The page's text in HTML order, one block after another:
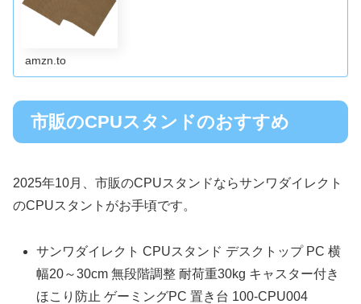
amzn.to
市販のCPUスタンドのおすすめ
2025年10月、市販のCPUスタンドならサンワダイレクト
のCPUスタントがお手頃です。
サンワダイレクト CPUスタンド デスクトップ PC 横
幅20～30cm 無段階調整 耐荷重30kg キャスター付き
ほこり防止 ゲーミングPC 置き台 100-CPU004